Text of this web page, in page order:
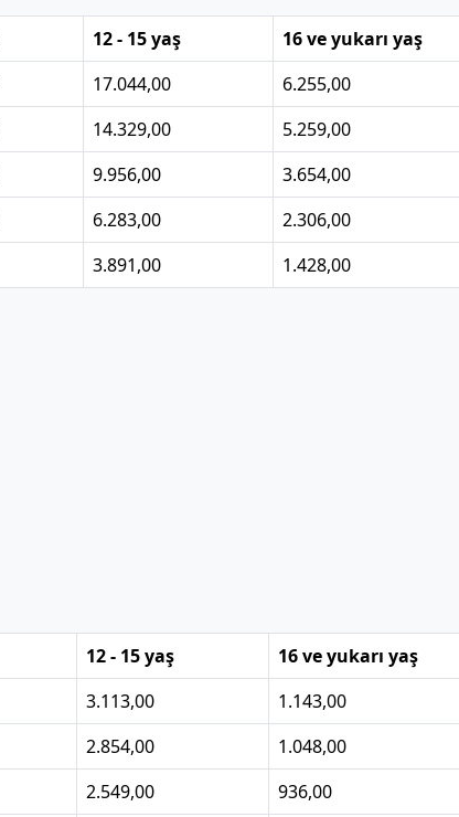
12 - 15 yaş
16 ve yukarı yaş
17.044,00
6.255,00
14.329,00
5.259,00
9.956,00
3.654,00
6.283,00
2.306,00
3.891,00 1.428,00
12 - 15 yaş
16 ve yukarı yaş
3.113,00
1.143,00
2.854,00
1.048,00
2.549,00
936,00